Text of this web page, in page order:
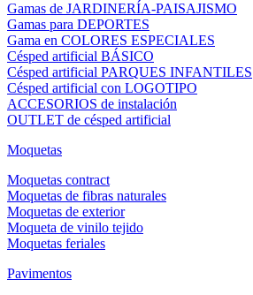
Gamas de JARDINERÍA-PAISAJISMO
Gamas para DEPORTES
Gama en COLORES ESPECIALES
Césped artificial BÁSICO
Césped artificial PARQUES INFANTILES
Césped artificial con LOGOTIPO
ACCESORIOS de instalación
OUTLET de césped artificial
Moquetas
Moquetas contract
Moquetas de fibras naturales
Moquetas de exterior
Moqueta de vinilo tejido
Moquetas feriales
Pavimentos